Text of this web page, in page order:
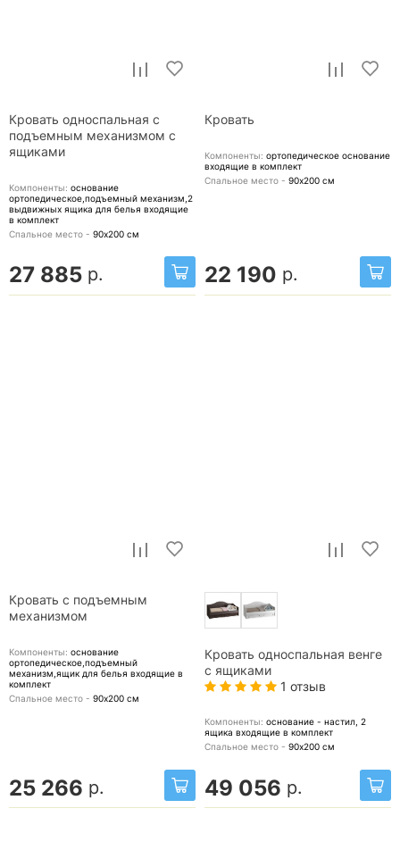
Кровать односпальная с
подъемным механизмом с
ящиками
Компоненты: основание
ортопедическое,подъемный механизм,2
выдвижных ящика для белья входящие
в комплект
Спальное место - 90х200 см
27 885 р.
Кровать
Компоненты: ортопедическое основание
входящие в комплект
Спальное место - 90х200 см
22 190 р.
Кровать с подъемным
механизмом
Компоненты: основание
ортопедическое,подъемный
механизм,ящик для белья входящие в
комплект
Спальное место - 90х200 см
25 266 р.
Кровать односпальная венге
с ящиками
1 отзыв
Компоненты: основание - настил, 2
ящика входящие в комплект
Спальное место - 90х200 см
49 056 р.